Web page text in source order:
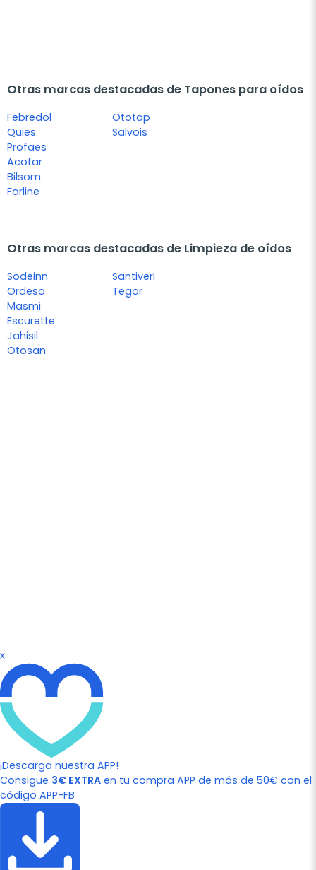
Otras marcas destacadas de Tapones para oídos
Febredol
Quies
Profaes
Acofar
Bilsom
Farline
Ototap
Salvois
Otras marcas destacadas de Limpieza de oídos
Sodeinn
Ordesa
Masmi
Escurette
Jahisil
Otosan
Santiveri
Tegor
x
¡Descarga nuestra APP!
Consigue 3€ EXTRA en tu compra APP de más de 50€ con el
código APP-FB